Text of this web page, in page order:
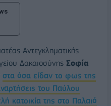
Αντεγκληματικής
Δακαιοσύνης Σοφία
στα όσα είδαν το φως της
του Παύλου
κατοικία της στο Παλαιό